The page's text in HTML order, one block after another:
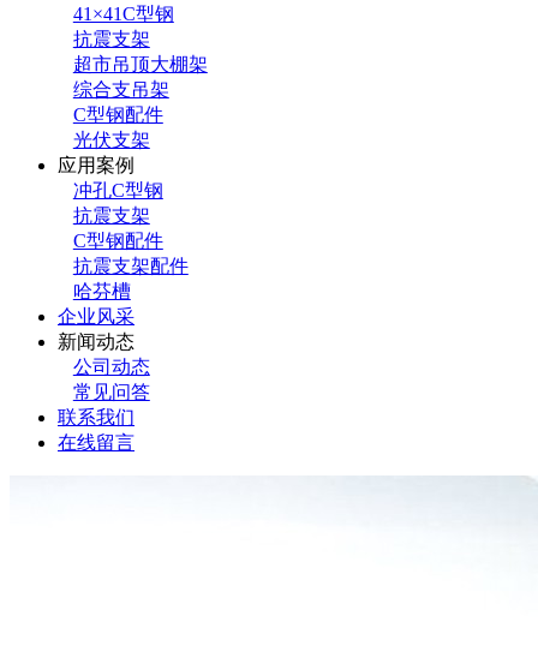
41×41C型钢
抗震支架
超市吊顶大棚架
综合支吊架
C型钢配件
光伏支架
应用案例
冲孔C型钢
抗震支架
C型钢配件
抗震支架配件
哈芬槽
企业风采
新闻动态
公司动态
常见问答
联系我们
在线留言